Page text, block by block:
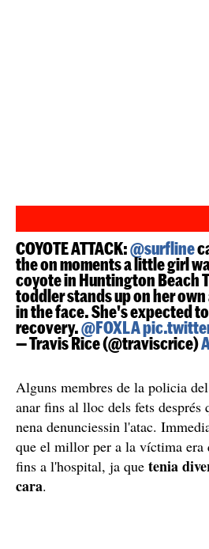
COYOTE ATTACK:@surfline
the on moments a little girl
coyote in Huntington Beach
toddler stands up on her
in the face. She's expected
recovery.@FOXLA
— Travis Rice (@traviscrice)
Alguns membres de la policia
anar fins al lloc dels fets
nena denunciessin l'atac.
que el millor per a la víctima era
fins a l'hospital, ja que tenia
cara.